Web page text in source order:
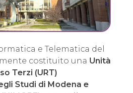
e Telematica del
costituito una Unità
Terzi (URT)
Studi di Modena e